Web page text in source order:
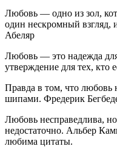
Любовь — одно из зол,
один нескромный взгляд,
Абеляр
Любовь — это надежда
утверждение для тех, кто
Правда в том, что любовь
шипами. Фредерик
Любовь несправедлива,
недостаточно. Альбер
любима цитаты.